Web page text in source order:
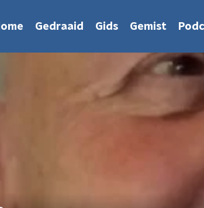
Gedraaid Gids Gemist